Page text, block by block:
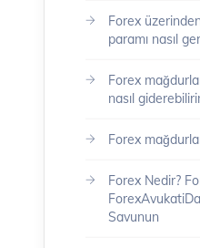
Forex
paramı nasıl
Forex
nasıl
Forex
Forex Nedir?
Savunun